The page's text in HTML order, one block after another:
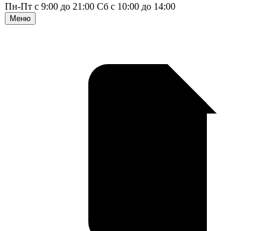
Пн-Пт с 9:00 до 21:00 Сб с 10:00 до 14:00
Меню